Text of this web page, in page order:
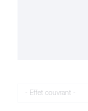
Effet couvrant